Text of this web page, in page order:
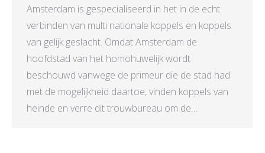
Amsterdam is gespecialiseerd in het in de echt
verbinden van multi nationale koppels en koppels
van gelijk geslacht. Omdat Amsterdam de
hoofdstad van het homohuwelijk wordt
beschouwd vanwege de primeur die de stad had
met de mogelijkheid daartoe, vinden koppels van
heinde en verre dit trouwbureau om de…